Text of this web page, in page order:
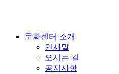
문화센터 소개
인사말
오시는 길
공지사항